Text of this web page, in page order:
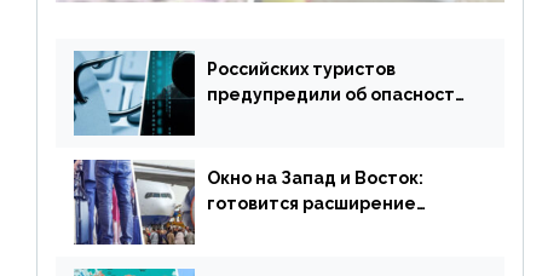
Российских туристов
предупредили об опасности
Окно на Запад и Восток:
готовится расширение